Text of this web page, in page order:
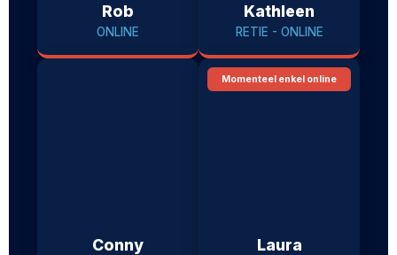
Rob
ONLINE
Kathleen
RETIE - ONLINE
Conny
Momenteel enkel online
Laura